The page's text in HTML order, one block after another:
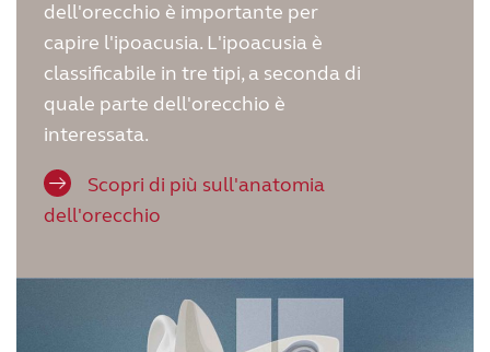
dell'orecchio è importante per
capire l'ipoacusia. L'ipoacusia è
classificabile in tre tipi, a seconda di
quale parte dell'orecchio è
interessata.
Scopri di più sull'anatomia
dell'orecchio